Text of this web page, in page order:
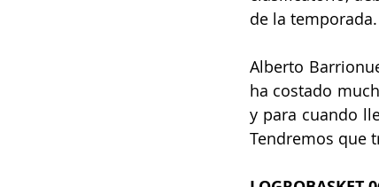
de la temporada.
Alberto
ha costado
y para cuando
Tendremos que